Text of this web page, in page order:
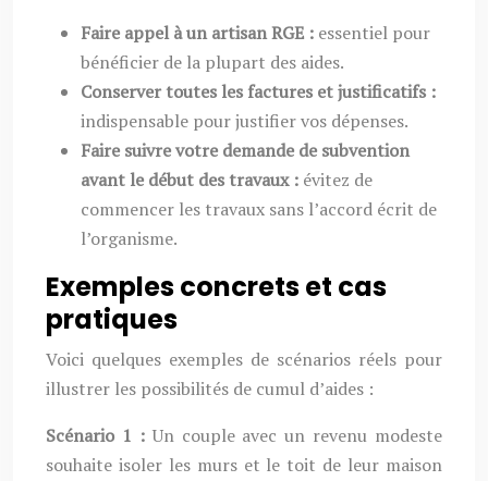
Faire appel à un artisan RGE : essentiel pour
bénéficier de la plupart des aides.
Conserver toutes les factures et justificatifs :
indispensable pour justifier vos dépenses.
Faire suivre votre demande de subvention
avant le début des travaux : évitez de
commencer les travaux sans l’accord écrit de
l’organisme.
Exemples concrets et cas
pratiques
Voici quelques exemples de scénarios réels pour
illustrer les possibilités de cumul d’aides :
Scénario 1 : Un couple avec un revenu modeste
souhaite isoler les murs et le toit de leur maison